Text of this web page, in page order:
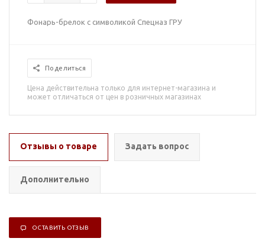
Фонарь-брелок с символикой Спецназ ГРУ
Поделиться
Цена действительна только для интернет-магазина и
может отличаться от цен в розничных магазинах
Отзывы о товаре Задать вопрос
Дополнительно
ОСТАВИТЬ ОТЗЫВ